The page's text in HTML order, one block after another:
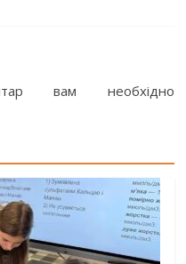
вам необхідно